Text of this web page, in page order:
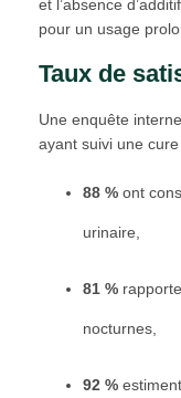
et l’absence
pour un usage
Taux de
Une enquête
ayant suivi une
88 % ont
urinaire,
81 %
nocturnes,
92 %